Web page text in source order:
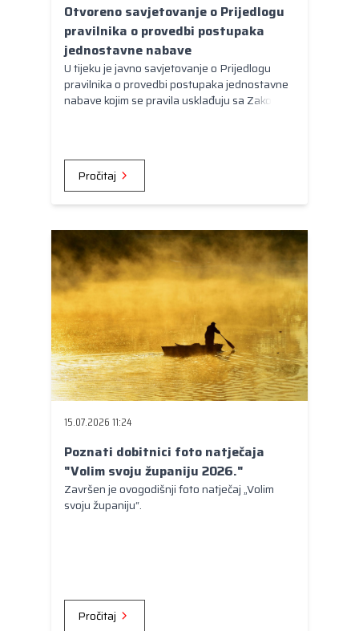
Otvoreno savjetovanje o Prijedlogu
pravilnika o provedbi postupaka
jednostavne nabave
U tijeku je javno savjetovanje o Prijedlogu
pravilnika o provedbi postupaka jednostavne
nabave kojim se pravila usklađuju sa Zakonom
Pročitaj
15.07.2026 11:24
Poznati dobitnici foto natječaja
"Volim svoju županiju 2026."
Završen je ovogodišnji foto natječaj „Volim
svoju županiju“.
Pročitaj